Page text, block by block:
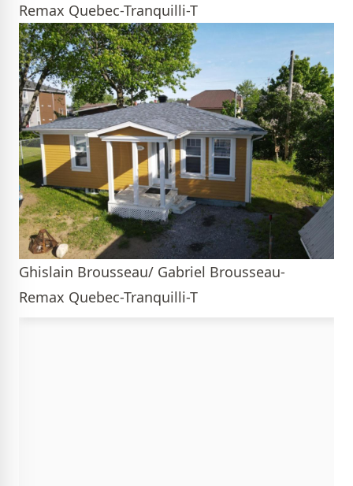
Remax Quebec-Tranquilli-T
Ghislain Brousseau/ Gabriel Brousseau-
Remax Quebec-Tranquilli-T